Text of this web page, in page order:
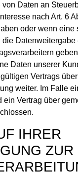
von Daten an
nach Art. 6
oder wenn eine
die Datenweitergabe
Daten unserer
Vertrags über
weiter. Im Falle
ein Vertrag über
IHRER
ZUR